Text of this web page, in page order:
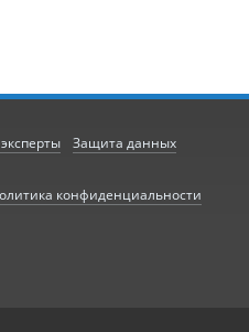
Защита данных
конфиденциальности